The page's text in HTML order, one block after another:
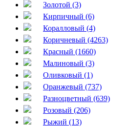
Золотой (3)
Кирпичный (6)
Коралловый (4)
Коричневый (4263)
Красный (1660)
Малиновый (3)
Оливковый (1)
Оранжевый (737)
Разноцветный (639)
Розовый (206)
Рыжий (13)